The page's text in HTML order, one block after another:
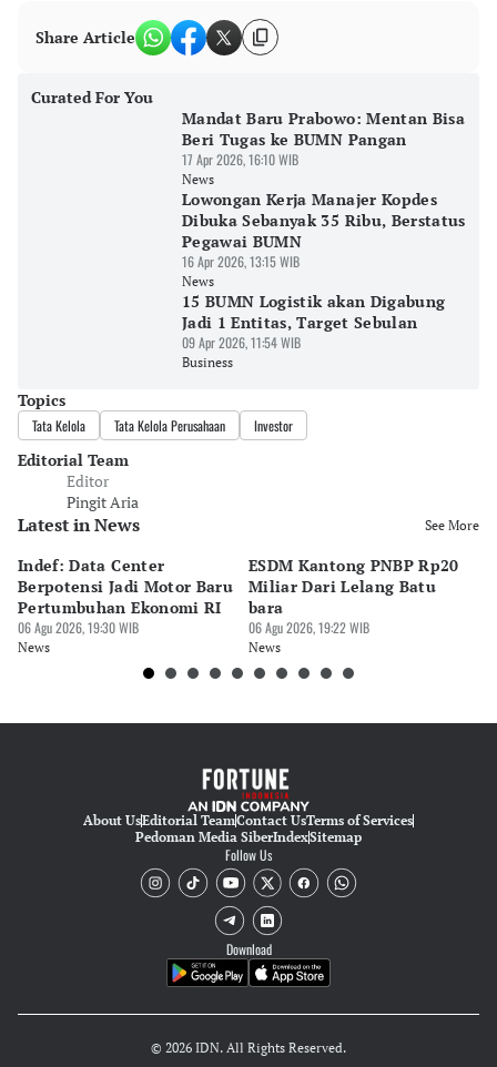
Share Article
Curated For You
Mandat Baru Prabowo: Mentan Bisa
Beri Tugas ke BUMN Pangan
17 Apr 2026, 16:10 WIB
News
Lowongan Kerja Manajer Kopdes
Dibuka Sebanyak 35 Ribu, Berstatus
Pegawai BUMN
16 Apr 2026, 13:15 WIB
News
15 BUMN Logistik akan Digabung
Jadi 1 Entitas, Target Sebulan
09 Apr 2026, 11:54 WIB
Business
Topics
Tata Kelola Tata Kelola Perusahaan Investor
Editorial Team
Editor
Pingit Aria
Latest in News See More
Indef: Data Center
Berpotensi Jadi Motor Baru
Pertumbuhan Ekonomi RI
06 Agu 2026, 19:30 WIB
News
ESDM Kantong PNBP Rp20
Miliar Dari Lelang Batu
bara
06 Agu 2026, 19:22 WIB
News
About UsEditorial TeamContact UsTerms of Services
Pedoman Media SiberIndexSitemap
Follow Us
Download
© 2026 IDN. All Rights Reserved.